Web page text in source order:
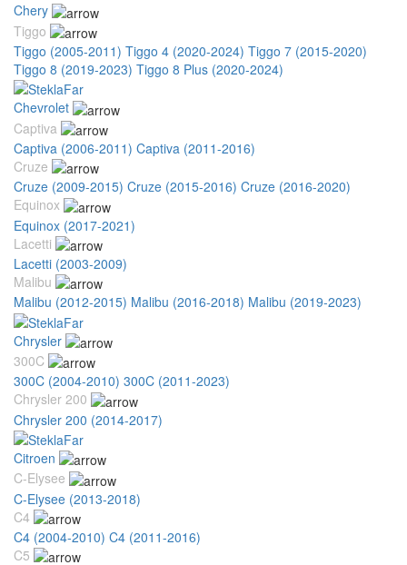
Chery
Tiggo
Tiggo (2005-2011) Tiggo 4 (2020-2024) Tiggo 7 (2015-2020)
Tiggo 8 (2019-2023) Tiggo 8 Plus (2020-2024)
Chevrolet
Captiva
Captiva (2006-2011) Captiva (2011-2016)
Cruze
Cruze (2009-2015) Cruze (2015-2016) Cruze (2016-2020)
Equinox
Equinox (2017-2021)
Lacetti
Lacetti (2003-2009)
Malibu
Malibu (2012-2015) Malibu (2016-2018) Malibu (2019-2023)
Chrysler
300C
300C (2004-2010) 300C (2011-2023)
Chrysler 200
Chrysler 200 (2014-2017)
Citroen
C-Elysee
C-Elysee (2013-2018)
C4
C4 (2004-2010) C4 (2011-2016)
C5